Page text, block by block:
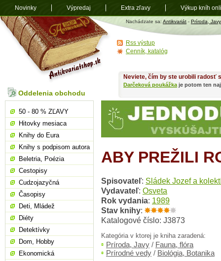
Antikvariát
shop.sk
Nachádzate sa: Antikvariát - Príroda, Javy
ABY PREŽILI
Spisovateľ: Sládek Jozef a
Vydavateľ: Osveta
Rok vydania: 1989
Stav knihy:
Katalogové číslo: J3873
Kategória v ktorej je kniha zaradená:
Príroda, Javy / Fauna, flóra
Prírodné vedy / Biológia, Botanika
Neviete, čím by ste urobili radosť
Darčeková poukážka je potom ten
Oddelenia obchodu
50 - 80 % ZĽAVY
Hitovky mesiaca
Knihy do Eura
Knihy s podpisom autora
Beletria, Poézia
Cestopisy
Cudzojazyčná
Časopisy
Deti, Mládež
Diéty
Detektívky
Dom, Hobby
Ekonomická
Rss výstup
Cenník, katalóg
Novinky Výpredaj Extra zľavy Výkup kníh